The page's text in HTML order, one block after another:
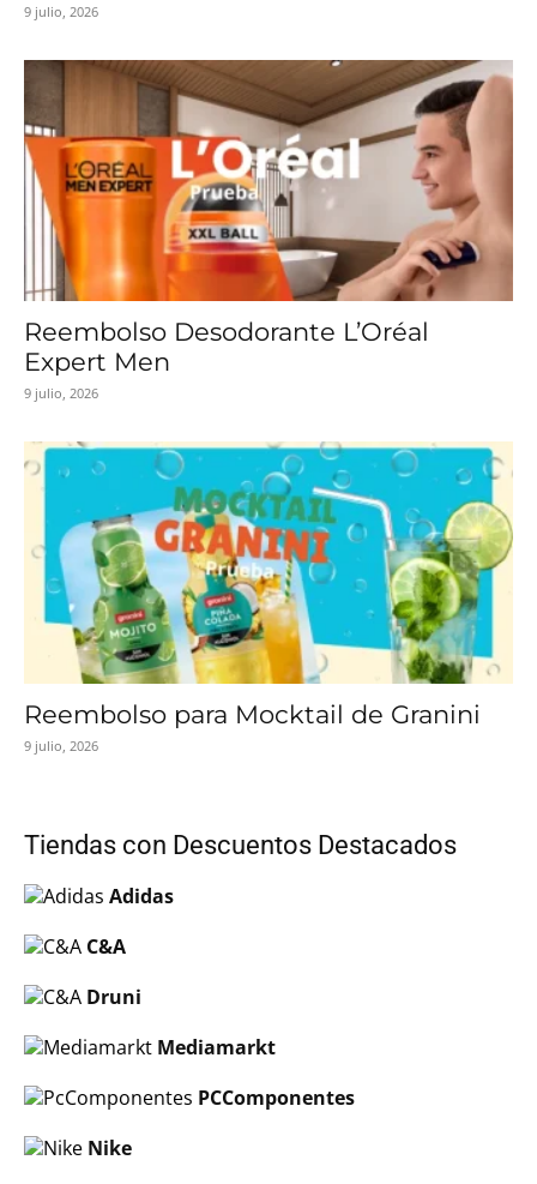
9 julio, 2026
Reembolso Desodorante L’Oréal
Expert Men
9 julio, 2026
Reembolso para Mocktail de Granini
9 julio, 2026
Tiendas con Descuentos Destacados
Adidas
C&A
Druni
Mediamarkt
PCComponentes
Nike